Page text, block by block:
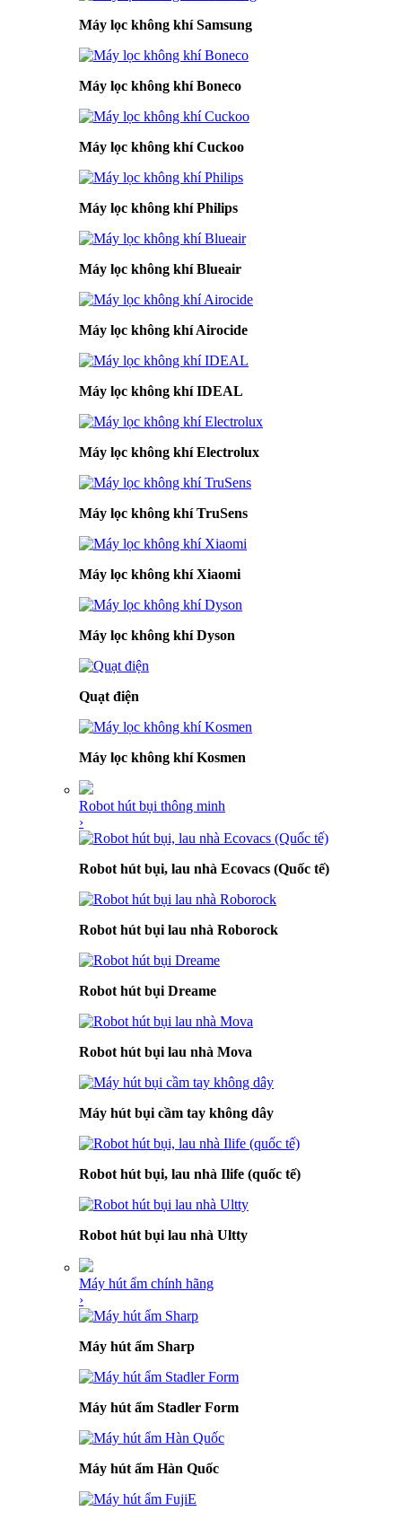
Máy lọc không khí Samsung
Máy lọc không khí Boneco
Máy lọc không khí Cuckoo
Máy lọc không khí Philips
Máy lọc không khí Blueair
Máy lọc không khí Airocide
Máy lọc không khí IDEAL
Máy lọc không khí Electrolux
Máy lọc không khí TruSens
Máy lọc không khí Xiaomi
Máy lọc không khí Dyson
Quạt điện
Máy lọc không khí Kosmen
Robot hút bụi thông minh
›
Robot hút bụi, lau nhà Ecovacs (Quốc tế)
Robot hút bụi lau nhà Roborock
Robot hút bụi Dreame
Robot hút bụi lau nhà Mova
Máy hút bụi cầm tay không dây
Robot hút bụi, lau nhà Ilife (quốc tế)
Robot hút bụi lau nhà Ultty
Máy hút ẩm chính hãng
›
Máy hút ẩm Sharp
Máy hút ẩm Stadler Form
Máy hút ẩm Hàn Quốc